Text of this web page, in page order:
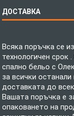
ДОСТАВКА
Всяка поръчка се
технологичен срок
спално бельо с
за всички
доставката до
Вашата поръчка е
опаковането на